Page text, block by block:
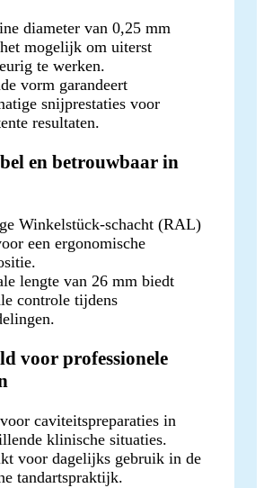
diameter van 0,25 mm
mogelijk om uiterst
te werken.
vorm garandeert
snijprestaties voor
resultaten.
en betrouwbaar in
Winkelstück-schacht (RAL)
een ergonomische
lengte van 26 mm biedt
controle tijdens
voor professionele
caviteitspreparaties in
klinische situaties.
voor dagelijks gebruik in de
tandartspraktijk.